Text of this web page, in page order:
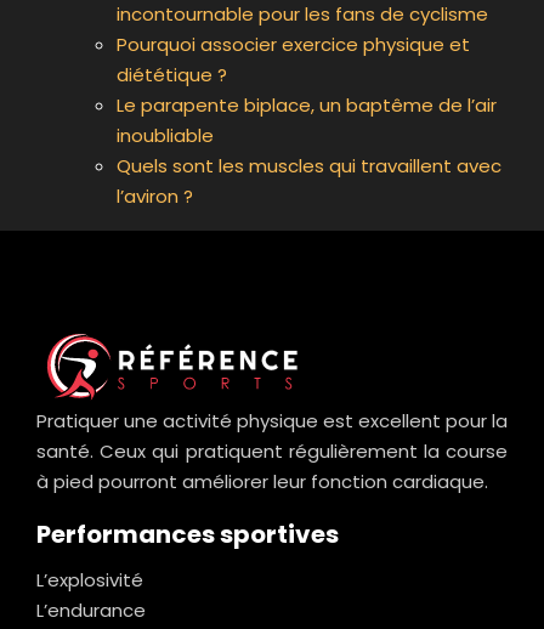
incontournable pour les fans de cyclisme
Pourquoi associer exercice physique et
diététique ?
Le parapente biplace, un baptême de l’air
inoubliable
Quels sont les muscles qui travaillent avec
l’aviron ?
Pratiquer une activité physique est excellent pour la
santé. Ceux qui pratiquent régulièrement la course
à pied pourront améliorer leur fonction cardiaque.
Performances sportives
L’explosivité
L’endurance